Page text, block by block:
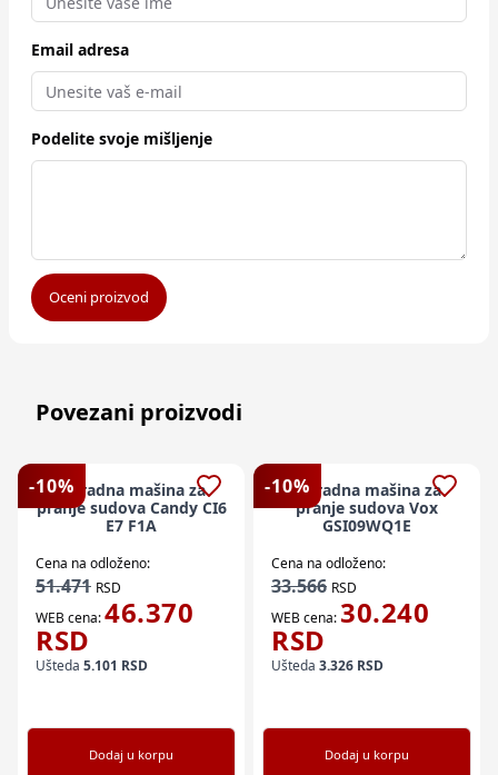
Email adresa
Podelite svoje mišljenje
Oceni proizvod
Povezani proizvodi
-10%
Ugradna mašina za
pranje sudova Candy CI6
E7 F1A
Cena na odloženo:
51.471 RSD
WEB cena:46.370
RSD
Ušteda 5.101 RSD
Dodaj u korpu
-10%
Ugradna mašina za
pranje sudova Vox
GSI09WQ1E
Cena na odloženo:
33.566 RSD
WEB cena:30.240
RSD
Ušteda 3.326 RSD
Dodaj u korpu